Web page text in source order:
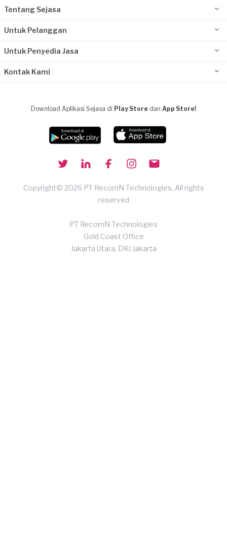
Tentang Sejasa
Untuk Pelanggan
Untuk Penyedia Jasa
Kontak Kami
Download Aplikasi Sejasa di Play Store dan App Store!
Copyright© 2026 PT RecomN Technologies, All rights
reserved
PT RecomN Technologies
Gold Coast Office
Jakarta Utara, DKI Jakarta